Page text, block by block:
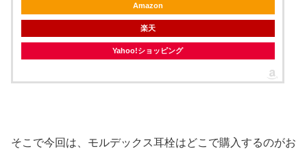
Amazon
楽天
Yahoo!ショッピング
そこで今回は、モルデックス耳栓はどこで購入するのがお